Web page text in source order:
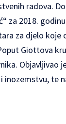
radova.
za 2018.
za djelo koje
Giottova
Objavljivao
inozemstvu, te